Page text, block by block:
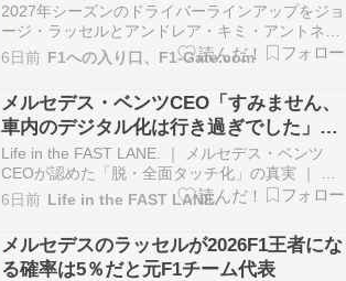
2027年シーズンのドライバーラインアップをジョ
ージ・ラッセルとアンドレア・キミ・アントネッ
リで固めたメルセデスF1。その裏では、マック
ス・フェルスタッペンとの交渉が進められていた
ものの、最終的には契約条件を巡る考え方の違い
が決裂の要因となったようだ。 イタリア人ジャー
ナリストの…
6日前 F1への入り口、F1-Gate.com
メルセデス・ベンツCEO「すみません、
車内のデジタル化は行き過ぎでした」。
一部物理ボタンの回帰を認めるも「巨大
スクリーン」がなくなるわけではないよ
うだ
Life in the FAST LANE. ｜ メルセデス・ベンツ
CEOが認めた「脱・全面タッチ化」の真実 ｜ メ
ルセデス・ベンツの「一人相撲」ではなく、消費
者の声を反映した「使いやすい」内装となる可能
性 「エアコンの温度を変えたいだけなのに、画面
のメニューを何度もタップしな…
6日前 Life in the FAST LANE.
メルセデスのラッセルが2026F1王者にな
る確率は5％だと元F1チーム代表